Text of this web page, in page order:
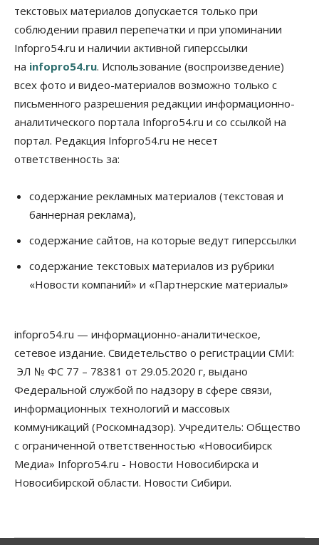
Жители Новосибирска смогут добровольно
повысить свою пенсию
07 Августа 2026, 11:30
Общество
Деньгами будут распоряжаться дети: в десяти
школах Новосибирской области введут
инициативное бюджетирование
07 Августа 2026, 11:00
заключили под стражу
07 Августа 2026, 10:15
Общество
Новосибирской области, но режима ЧС не будет
07 Августа 2026, 10:00
выстраивают системы защиты от атак БПЛА
07 Августа 2026, 09:00
По «Сибэлектротерму» выдали исполнительные
листы на полмиллиарда рублей
07 Августа 2026, 08:00
Бизнес Власть Медицина Общество
Искусственный интеллект предлагают
привлекать к разработке новых лекарств в
России
текстовых материалов допускается только при
соблюдении правил перепечатки и при упоминании
Infopro54.ru и наличии активной гиперссылки
на infopro54.ru. Использование (воспроизведение)
всех фото и видео-материалов возможно только с
письменного разрешения редакции информационно-
аналитического портала Infopro54.ru и со ссылкой на
портал. Редакция Infopro54.ru не несет
ответственность за:
содержание рекламных материалов (текстовая и
баннерная реклама),
содержание сайтов, на которые ведут гиперссылки
содержание текстовых материалов из рубрики
«Новости компаний» и «Партнерские материалы»
infopro54.ru — информационно-аналитическое,
сетевое издание. Свидетельство о регистрации СМИ:
ЭЛ № ФС 77 – 78381 от 29.05.2020 г, выдано
Федеральной службой по надзору в сфере связи,
информационных технологий и массовых
коммуникаций (Роскомнадзор). Учредитель: Общество
с ограниченной ответственностью «Новосибирск
Медиа» Infopro54.ru - Новости Новосибирска и
Новосибирской области. Новости Сибири.